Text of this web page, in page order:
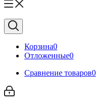
Корзина0
Отложенные0
Сравнение товаров0